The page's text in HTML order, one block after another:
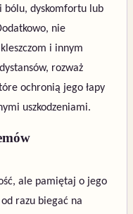
bólu, dyskomfortu lub
nie
i innym
rozważ
ochronią jego łapy
uszkodzeniami.
ale pamiętaj o jego
razu biegać na